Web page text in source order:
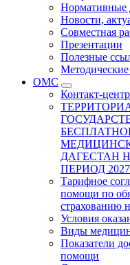
Нормативные
Новости,
Совместная
Презентации
Полезные
ОМС
Контакт-
ДАГЕСТАН
ПЕРИОД
Тарифное
помощи по
страхованию
Условия
Виды
Показатели
помощи